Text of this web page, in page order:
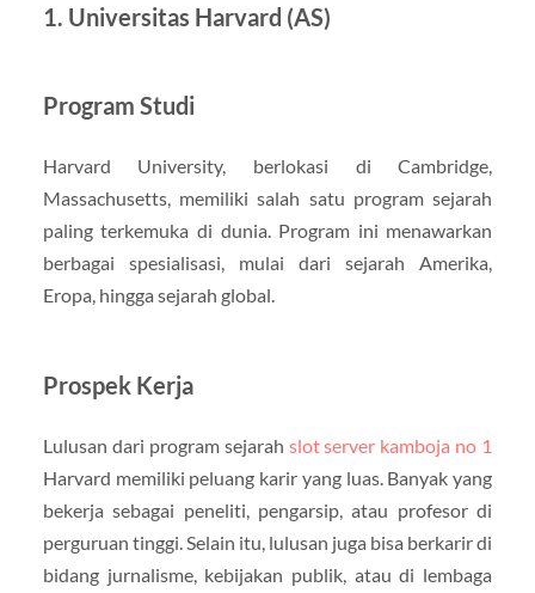
1. Universitas Harvard (AS)
Program Studi
Harvard University, berlokasi di Cambridge,
Massachusetts, memiliki salah satu program sejarah
paling terkemuka di dunia. Program ini menawarkan
berbagai spesialisasi, mulai dari sejarah Amerika,
Eropa, hingga sejarah global.
Prospek Kerja
Lulusan dari program sejarah slot server kamboja no 1
Harvard memiliki peluang karir yang luas. Banyak yang
bekerja sebagai peneliti, pengarsip, atau profesor di
perguruan tinggi. Selain itu, lulusan juga bisa berkarir di
bidang jurnalisme, kebijakan publik, atau di lembaga